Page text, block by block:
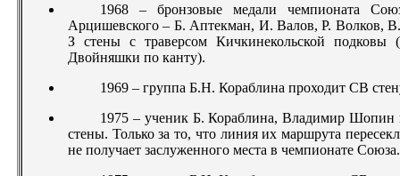
1968 – бронзовые медали чемпионата
Арцишевского – Б. Аптекман, И. Валов, Р. Волков,
З стены с траверсом Кичкинекольской
Двойняшки по канту).
1969 – группа Б.Н. Кораблина проходит СВ
1975 – ученик Б. Кораблина, Владимир Шопин
стены. Только за то, что линия их маршрута
не получает заслуженного места в чемпионате Союза.